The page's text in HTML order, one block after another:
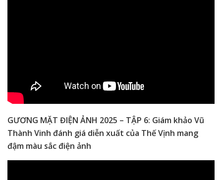
GƯƠNG MẶT ĐIỆN ẢNH 2025 – TẬP 6: Giám khảo Vũ
Thành Vinh đánh giá diễn xuất của Thế Vịnh mang
đậm màu sắc điện ảnh